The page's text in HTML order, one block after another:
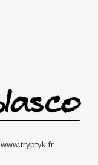
www.tryptyk.fr